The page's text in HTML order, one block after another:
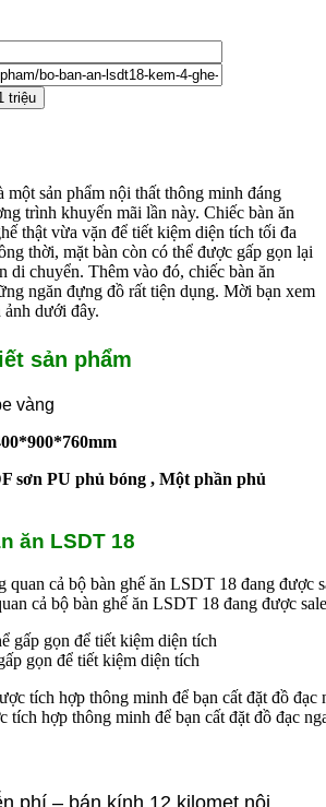
sản phẩm nội thất thông minh đáng
trình khuyến mãi lần này. Chiếc bàn ăn
thật vừa vặn để tiết kiệm diện tích tối đa
thời, mặt bàn còn có thể được gấp gọn lại
di chuyển. Thêm vào đó, chiếc bàn ăn
ngăn đựng đồ rất tiện dụng. Mời bạn xem
dưới đây.
sản phẩm
vàng
sơn PU phủ bóng , Một phần phủ
ăn LSDT 18
cả bộ bàn ghế ăn LSDT 18 đang được
gọn để tiết kiệm diện tích
tích hợp thông minh để bạn cất đặt đồ đạc